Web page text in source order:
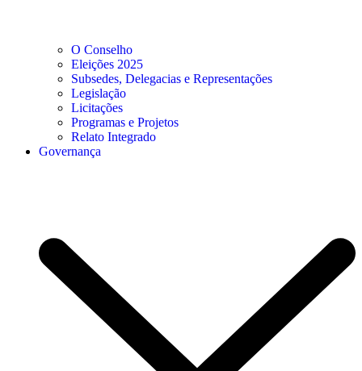
O Conselho
Eleições 2025
Subsedes, Delegacias e Representações
Legislação
Licitações
Programas e Projetos
Relato Integrado
Governança